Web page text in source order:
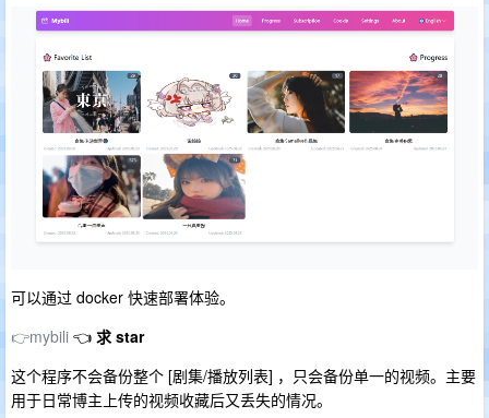
可以通过 docker 快速部署体验。
👉mybili 👈 求 star
这个程序不会备份整个 [剧集/播放列表] ，只会备份单一的视频。主要
用于日常博主上传的视频收藏后又丢失的情况。